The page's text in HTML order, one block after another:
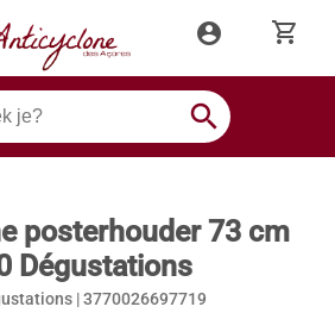
account_circle shopping_cart
search
posterhouder 73 cm
Dégustations
|3770026697719